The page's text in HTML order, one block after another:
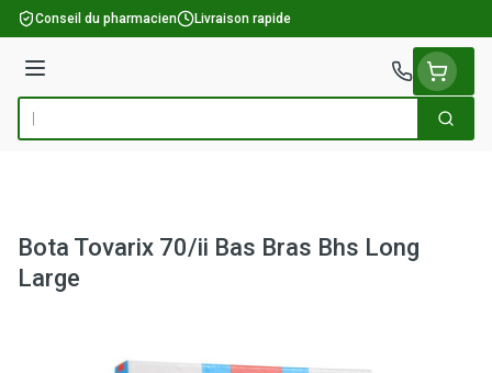
Aller au contenu
Conseil du pharmacien Livraison rapide
Menu
Rechercher
Bota Tovarix 70/ii Bas Bras Bhs Long
Large